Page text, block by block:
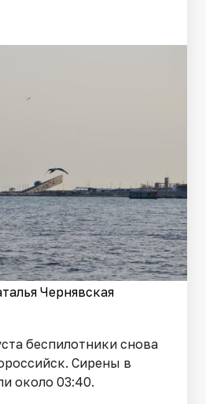
Чернявская
беспилотники снова
Сирены в
около 03:40.